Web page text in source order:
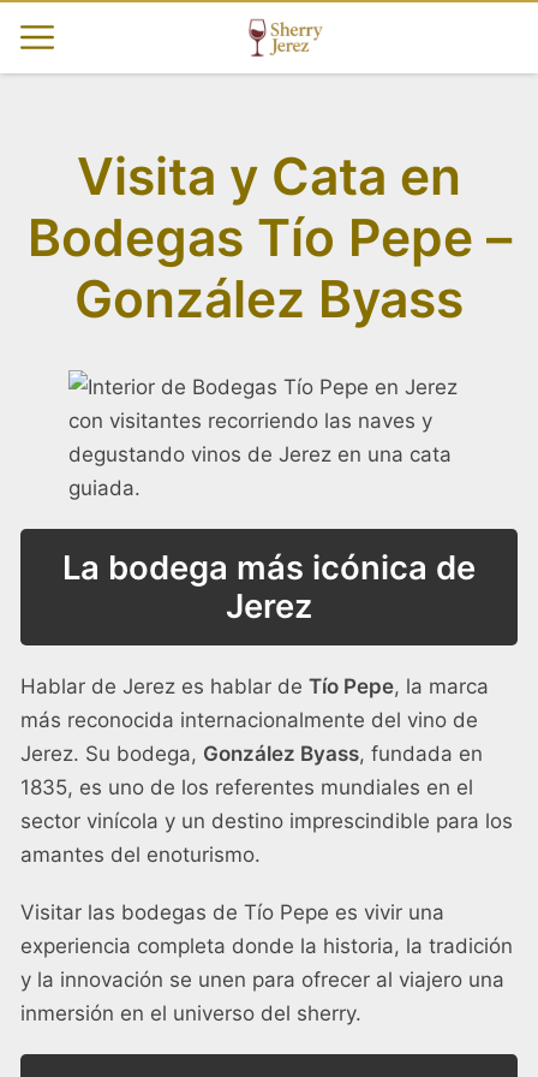
Visita y Cata en
Bodegas Tío Pepe –
González Byass
La bodega más icónica de
Jerez
Hablar de Jerez es hablar de Tío Pepe, la marca
más reconocida internacionalmente del vino de
Jerez. Su bodega, González Byass, fundada en
1835, es uno de los referentes mundiales en el
sector vinícola y un destino imprescindible para los
amantes del enoturismo.
Visitar las bodegas de Tío Pepe es vivir una
experiencia completa donde la historia, la tradición
y la innovación se unen para ofrecer al viajero una
inmersión en el universo del sherry.